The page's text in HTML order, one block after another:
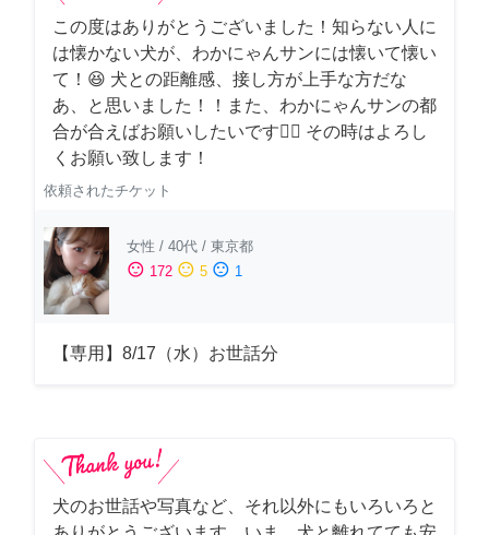
この度はありがとうございました！知らない人に
は懐かない犬が、わかにゃんサンには懐いて懐い
て！😆 犬との距離感、接し方が上手な方だな
あ、と思いました！！また、わかにゃんサンの都
合が合えばお願いしたいです🙇‍♂️ その時はよろし
くお願い致します！
依頼されたチケット
女性 / 40代 / 東京都
sentiment_satisfied 172 sentiment_neutral 5 sentiment_dissatisfied 1
【専用】8/17（水）お世話分
犬のお世話や写真など、それ以外にもいろいろと